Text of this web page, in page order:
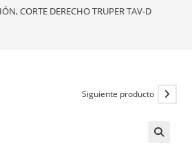
CORTE DERECHO TRUPER TAV-D
Siguiente producto